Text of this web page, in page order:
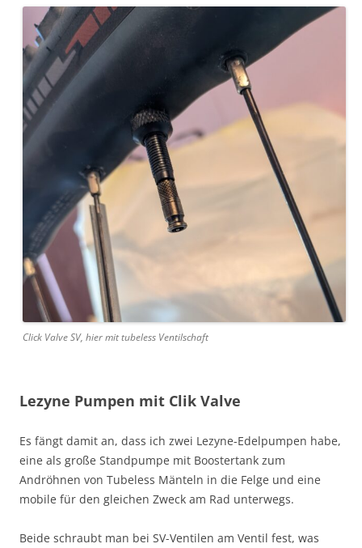
Click Valve SV, hier mit tubeless Ventilschaft
Lezyne Pumpen mit Clik Valve
Es fängt damit an, dass ich zwei Lezyne-Edelpumpen habe,
eine als große Standpumpe mit Boostertank zum
Andröhnen von Tubeless Mänteln in die Felge und eine
mobile für den gleichen Zweck am Rad unterwegs.
Beide schraubt man bei SV-Ventilen am Ventil fest, was